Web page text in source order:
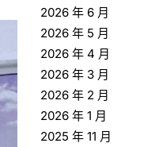
2026 年 6 月
2026 年 5 月
2026 年 4 月
2026 年 3 月
2026 年 2 月
2026 年 1 月
2025 年 11 月